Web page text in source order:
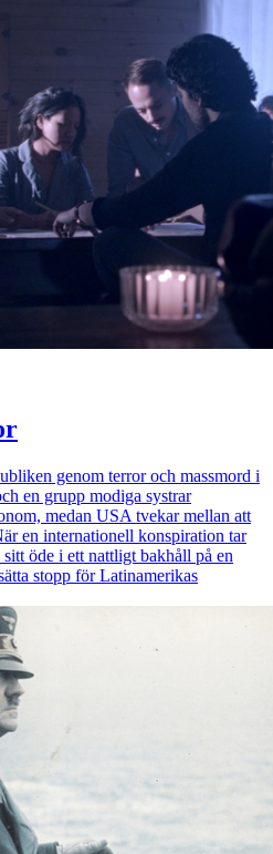
genom terror och massmord i
en grupp modiga systrar
medan USA tvekar mellan att
en internationell konspiration tar
öde i ett nattligt bakhåll på en
stopp för Latinamerikas